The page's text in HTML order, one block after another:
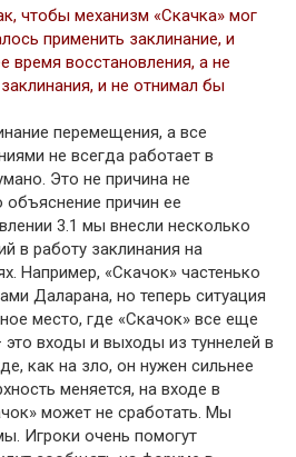
чтобы механизм «Скачка» мог
применить заклинание, и
время восстановления, а не
и не отнимал бы
перемещения, а все
не всегда работает в
Это не причина не
объяснение причин ее
3.1 мы внесли несколько
в работу заклинания на
Например, «Скачок» частенько
Даларана, но теперь ситуация
место, где «Скачок» все еще
входы и выходы из туннелей в
как на зло, он нужен сильнее
меняется, на входе в
может не сработать. Мы
Игроки очень помогут